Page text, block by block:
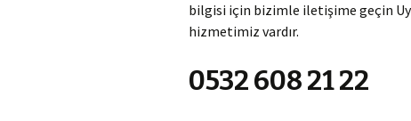
bilgisi için bizimle iletişime geçin
hizmetimiz vardır.
0532 608 21 22